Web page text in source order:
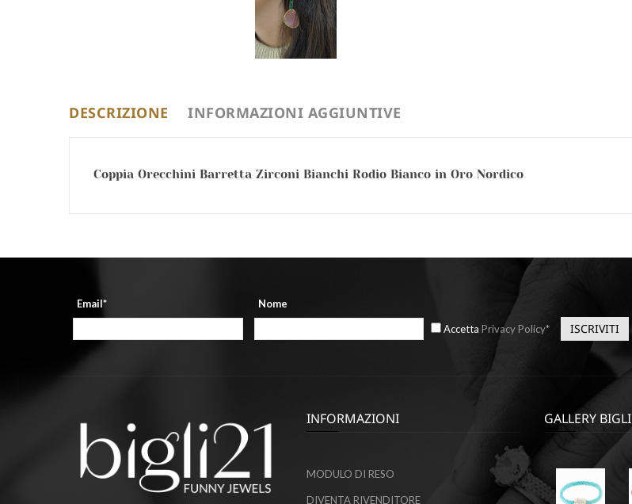
DESCRIZIONE INFORMAZIONI AGGIUNTIVE
Coppia Orecchini Barretta Zirconi Bianchi Rodio Bianco in Oro Nordico
Email*
Nome
Accetta Privacy Policy*
INFORMAZIONI
MODULO DI RESO
DIVENTA RIVENDITORE
GALLERY BIGLI
9,
2023